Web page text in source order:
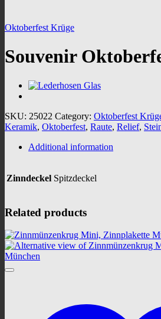
Oktoberfest Krüge
Souvenir
SKU: 25022 Category: Oktoberfest
Keramik, Oktoberfest, Raute, Relief,
Additional information
Zinndeckel Spitzdeckel
Related products